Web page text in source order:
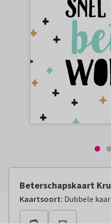
Beterschapskaart
Kaartsoort: Dubbele
Vanaf:€ 2,79 excl.